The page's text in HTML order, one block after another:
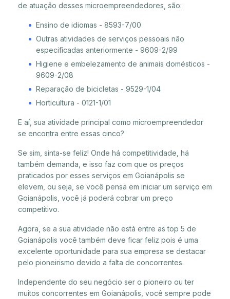
de atuação desses microempreendedores, são:
Ensino de idiomas - 8593-7/00
Outras atividades de serviços pessoais não
especificadas anteriormente - 9609-2/99
Higiene e embelezamento de animais domésticos -
9609-2/08
Reparação de bicicletas - 9529-1/04
Horticultura - 0121-1/01
E aí, sua atividade principal como microempreendedor
se encontra entre essas cinco?
Se sim, sinta-se feliz! Onde há competitividade, há
também demanda, e isso faz com que os preços
praticados por esses serviços em Goianápolis se
elevem, ou seja, se você pensa em iniciar um serviço em
Goianápolis, você já poderá cobrar um preço
competitivo.
Agora, se a sua atividade não está entre as top 5 de
Goianápolis você também deve ficar feliz pois é uma
excelente oportunidade para sua empresa se destacar
pelo pioneirismo devido a falta de concorrentes.
Independente do seu negócio ser o pioneiro ou ter
muitos concorrentes em Goianápolis, você sempre pode